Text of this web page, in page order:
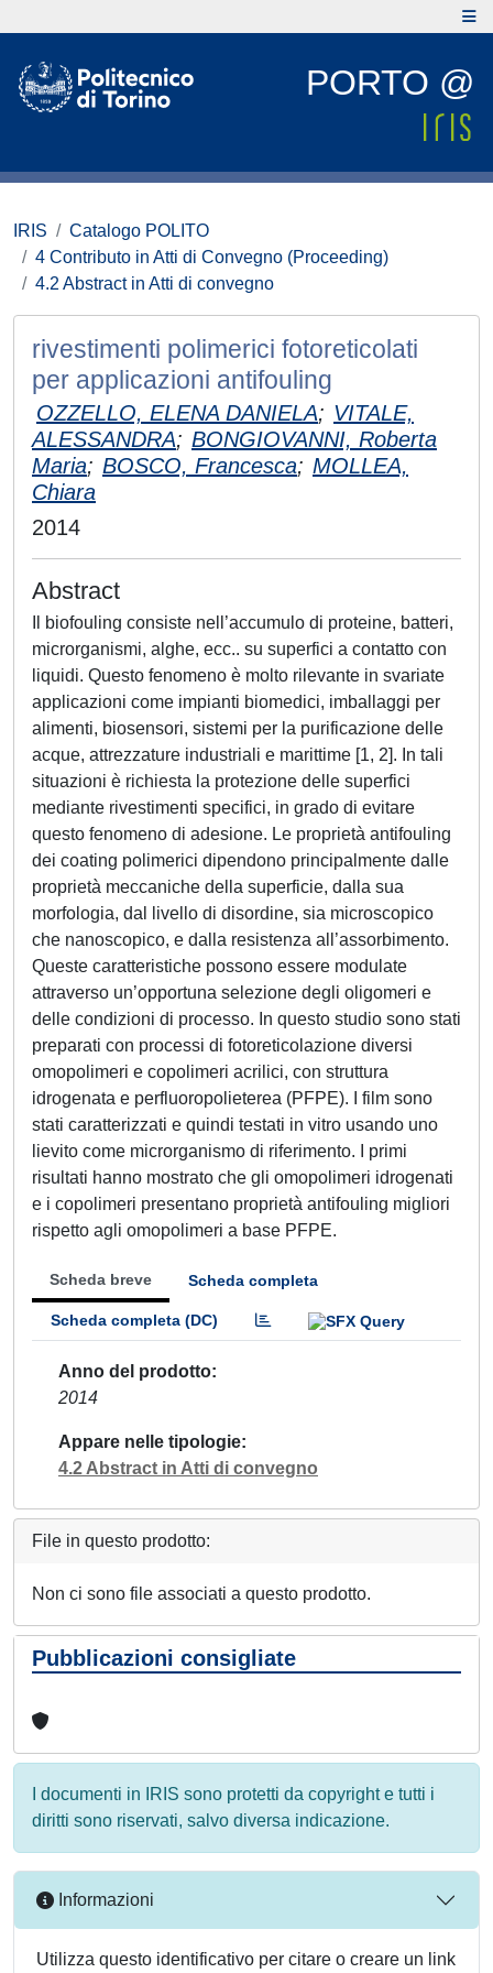
PORTO @
IRIS
Catalogo POLITO
4 Contributo in Atti di Convegno (Proceeding)
4.2 Abstract in Atti di convegno
rivestimenti polimerici fotoreticolati
per applicazioni antifouling
OZZELLO, ELENA DANIELA; VITALE,
ALESSANDRA; BONGIOVANNI, Roberta
Maria; BOSCO, Francesca; MOLLEA,
Chiara
2014
Abstract
Il biofouling consiste nell’accumulo di proteine, batteri,
microrganismi, alghe, ecc.. su superfici a contatto con
liquidi. Questo fenomeno è molto rilevante in svariate
applicazioni come impianti biomedici, imballaggi per
alimenti, biosensori, sistemi per la purificazione delle
acque, attrezzature industriali e marittime [1, 2]. In tali
situazioni è richiesta la protezione delle superfici
mediante rivestimenti specifici, in grado di evitare
questo fenomeno di adesione. Le proprietà antifouling
dei coating polimerici dipendono principalmente dalle
proprietà meccaniche della superficie, dalla sua
morfologia, dal livello di disordine, sia microscopico
che nanoscopico, e dalla resistenza all’assorbimento.
Queste caratteristiche possono essere modulate
attraverso un’opportuna selezione degli oligomeri e
delle condizioni di processo. In questo studio sono stati
preparati con processi di fotoreticolazione diversi
omopolimeri e copolimeri acrilici, con struttura
idrogenata e perfluoropolieterea (PFPE). I film sono
stati caratterizzati e quindi testati in vitro usando uno
lievito come microrganismo di riferimento. I primi
risultati hanno mostrato che gli omopolimeri idrogenati
e i copolimeri presentano proprietà antifouling migliori
rispetto agli omopolimeri a base PFPE.
Scheda breve Scheda completa
Scheda completa (DC)
Anno del prodotto
2014
Appare nelle tipologie
4.2 Abstract in Atti di convegno
File in questo prodotto:
Non ci sono file associati a questo prodotto.
Pubblicazioni consigliate
I documenti in IRIS sono protetti da copyright e tutti i
diritti sono riservati, salvo diversa indicazione.
Informazioni
Utilizza questo identificativo per citare o creare un link